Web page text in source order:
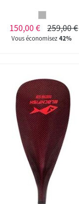
150,00 € 259,00 €
Vous économisez42%